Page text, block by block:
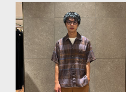
oita</a> 年齢: 24歳/身長:168cm/
体重:61kg/ウエスト:70後半/普段
サイズ:M /体型: 肩幅広め ◆ 着用
アイテム:ブルゾン 着用サイズ:L
【サイズ感】大きすぎないスマー
トなシルエット 【素材感・着心
地】SHIPSのキルティングブルゾ
ン。軽い生地感と動きやすいデザ
インでストレスフリーな着心地。
手洗い可能で扱いやすい。 ◆着用
アイテム:シャツ 着用サイズ:S
【サイズ感】ややゆったりめ 【素